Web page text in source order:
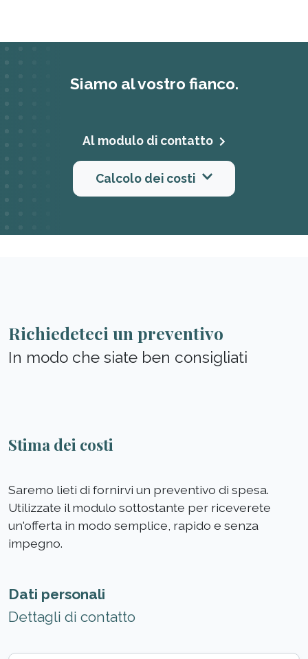
Siamo al vostro fianco.
Al modulo di contatto
Calcolo dei costi
Richiedeteci un preventivo
In modo che siate ben consigliati
Stima dei costi
Saremo lieti di fornirvi un preventivo di spesa.
Utilizzate il modulo sottostante per riceverete
un'offerta in modo semplice, rapido e senza
impegno.
Dati personali
Dettagli di contatto